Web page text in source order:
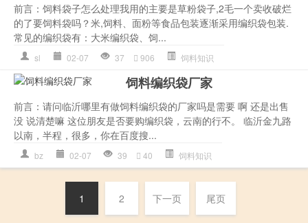
前言：饲料袋子怎么处理我用的主要是草粉袋子,2毛一个卖收破烂
的了要饲料袋吗？米,饲料、面粉等食品包装逐渐采用编织袋包装.
常见的编织袋有：大米编织袋、饲...
sl 02-07 37 906 饲料知识
饲料编织袋厂家
前言：请问临沂哪里有做饲料编织袋的厂家吗是需要 啊 还是出售
没 说清楚嘛 这位朋友是否要购编织袋，云南的行不。 临沂金九路
以南，半程，很多，你在百度搜...
bz 02-07 39 40 饲料知识
1 2 下一页 尾页